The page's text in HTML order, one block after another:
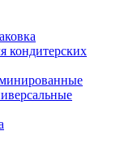
кондитерских